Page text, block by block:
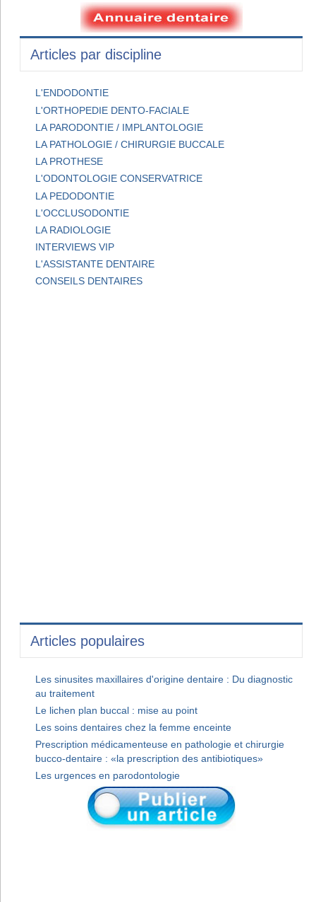
Articles par discipline
L'ENDODONTIE
L'ORTHOPEDIE DENTO-FACIALE
LA PARODONTIE / IMPLANTOLOGIE
LA PATHOLOGIE / CHIRURGIE BUCCALE
LA PROTHESE
L'ODONTOLOGIE CONSERVATRICE
LA PEDODONTIE
L'OCCLUSODONTIE
LA RADIOLOGIE
INTERVIEWS VIP
L'ASSISTANTE DENTAIRE
CONSEILS DENTAIRES
Articles populaires
Les sinusites maxillaires d'origine dentaire : Du diagnostic
au traitement
Le lichen plan buccal : mise au point
Les soins dentaires chez la femme enceinte
Prescription médicamenteuse en pathologie et chirurgie
bucco-dentaire : «la prescription des antibiotiques»
Les urgences en parodontologie